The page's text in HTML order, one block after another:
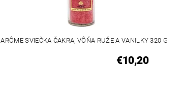
ARÔME SVIEČKA ČAKRA, VÔŇA RUŽE A VANILKY 320 G
€10,20